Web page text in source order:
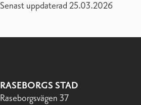
Senast uppdaterad 25.03.2026
RASEBORGS STAD
Raseborgsvägen 37